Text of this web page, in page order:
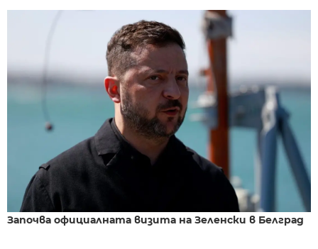
Започва официалната визита на Зеленски в Белград